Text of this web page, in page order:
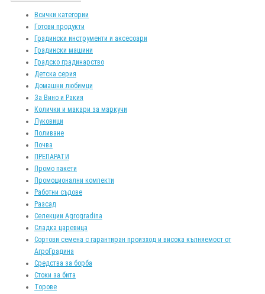
Всички категории
Готови продукти
Градински инструменти и аксесоари
Градински машини
Градско градинарство
Детска серия
Домашни любимци
За Вино и Ракия
Колички и макари за маркучи
Луковици
Поливане
Почва
ПРЕПАРАТИ
Промо пакети
Промоционални компекти
Работни съдове
Разсад
Селекции Agrogradina
Сладка царевица
Сортови семена с гарантиран произход и висока кълняемост от
АгроГрадина
Средства за борба
Стоки за бита
Торове